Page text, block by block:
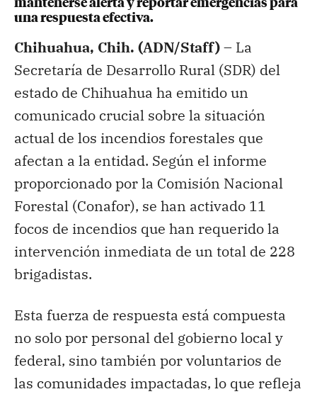
mantenerse alerta y reportar emergencias para
una respuesta efectiva.
Chihuahua, Chih. (ADN/Staff) – La
Secretaría de Desarrollo Rural (SDR) del
estado de Chihuahua ha emitido un
comunicado crucial sobre la situación
actual de los incendios forestales que
afectan a la entidad. Según el informe
proporcionado por la Comisión Nacional
Forestal (Conafor), se han activado 11
focos de incendios que han requerido la
intervención inmediata de un total de 228
brigadistas.
Esta fuerza de respuesta está compuesta
no solo por personal del gobierno local y
federal, sino también por voluntarios de
las comunidades impactadas, lo que refleja